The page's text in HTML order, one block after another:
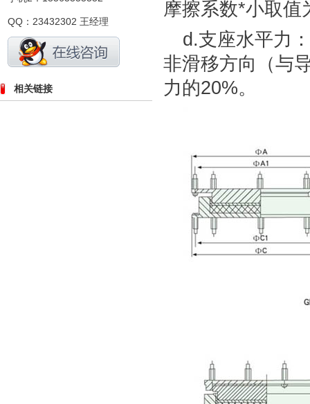
摩擦系数*小取值
d.支座水平力
非滑移方向（与
力的20%。
QQ：23432302 王经理
相关链接